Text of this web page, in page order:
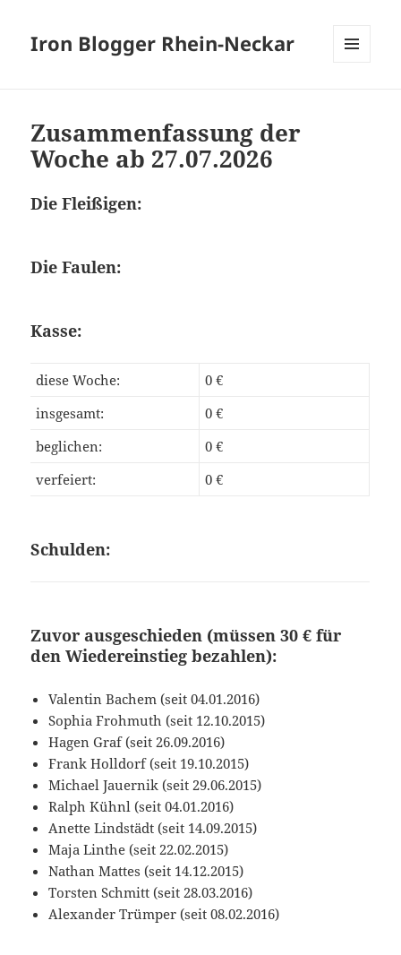
Iron Blogger Rhein-Neckar
Zusammenfassung der
Woche ab 27.07.2026
Die Fleißigen:
Die Faulen:
Kasse:
diese Woche:
0 €
insgesamt:
0 €
beglichen:
0 €
verfeiert:
0 €
Schulden:
Zuvor ausgeschieden (müssen 30 € für
den Wiedereinstieg bezahlen):
Valentin Bachem (seit 04.01.2016)
Sophia Frohmuth (seit 12.10.2015)
Hagen Graf (seit 26.09.2016)
Frank Holldorf (seit 19.10.2015)
Michael Jauernik (seit 29.06.2015)
Ralph Kühnl (seit 04.01.2016)
Anette Lindstädt (seit 14.09.2015)
Maja Linthe (seit 22.02.2015)
Nathan Mattes (seit 14.12.2015)
Torsten Schmitt (seit 28.03.2016)
Alexander Trümper (seit 08.02.2016)